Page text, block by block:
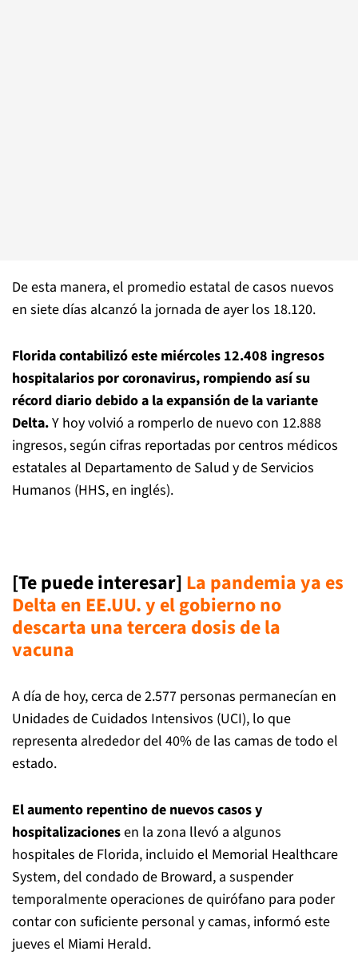
De esta manera, el promedio estatal de casos nuevos
en siete días alcanzó la jornada de ayer los 18.120.
Florida contabilizó este miércoles 12.408 ingresos
hospitalarios por coronavirus, rompiendo así su
récord diario debido a la expansión de la variante
Delta.Y hoy volvió a romperlo de nuevo con 12.888
ingresos, según cifras reportadas por centros médicos
estatales al Departamento de Salud y de Servicios
Humanos (HHS, en inglés).
[Te puede interesar] La pandemia ya es
Delta en EE.UU. y el gobierno no
descarta una tercera dosis de la
vacuna
A día de hoy, cerca de 2.577 personas permanecían en
Unidades de Cuidados Intensivos (UCI), lo que
representa alrededor del 40% de las camas de todo el
estado.
El aumento repentino de nuevos casos y
hospitalizacionesen la zona llevó a algunos
hospitales de Florida, incluido el Memorial Healthcare
System, del condado de Broward, a suspender
temporalmente operaciones de quirófano para poder
contar con suficiente personal y camas, informó este
jueves el Miami Herald.